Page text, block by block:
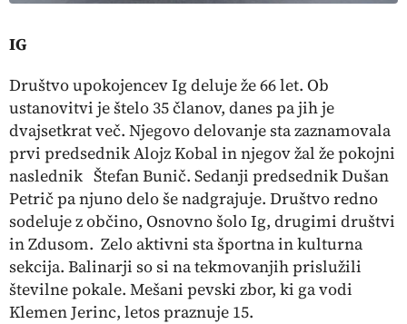
IG
Društvo upokojencev Ig deluje že 66 let. Ob
ustanovitvi je štelo 35 članov, danes pa jih je
dvajsetkrat več. Njegovo delovanje sta zaznamovala
prvi predsednik Alojz Kobal in njegov žal že pokojni
naslednik Štefan Bunič. Sedanji predsednik Dušan
Petrič pa njuno delo še nadgrajuje. Društvo redno
sodeluje z občino, Osnovno šolo Ig, drugimi društvi
in Zdusom. Zelo aktivni sta športna in kulturna
sekcija. Balinarji so si na tekmovanjih prislužili
številne pokale. Mešani pevski zbor, ki ga vodi
Klemen Jerinc, letos praznuje 15.